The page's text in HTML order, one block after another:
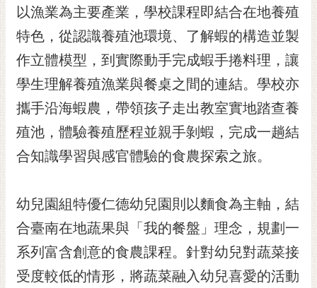
通
位
置
以漁業為主要產業，學校課程即結合在地養殖
特色，從認識養殖池環境、了解蝦的構造並製
作立體模型，到實際動手完成蝦手捲料理，讓
學生理解養殖漁業與餐桌之間的連結。學校亦
攜手沿海蝦農，帶領孩子走出教室實地踏查養
殖池，體驗養殖歷程並親手剝蝦，完成一趟結
合知識學習與感官體驗的食農探索之旅。
幼兒園組特優仁德幼兒園則以麵食為主軸，結
合臺南在地蔬果與「我的餐盤」理念，規劃一
系列富含創意的食農課程。針對幼兒對蔬菜接
受度較低的情形，將蔬菜融入幼兒喜愛的活動